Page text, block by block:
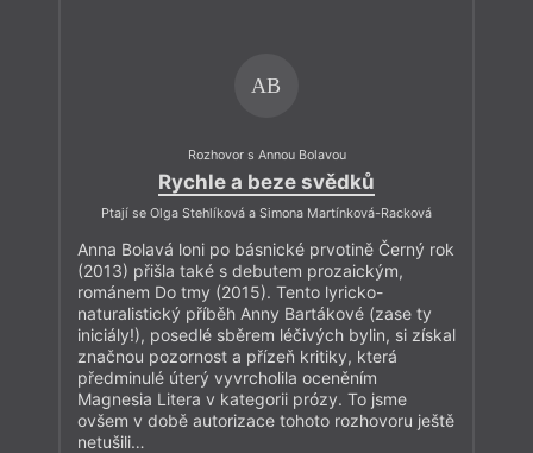
AB
Rozhovor s Annou Bolavou
Rychle a beze svědků
Ptají se Olga Stehlíková a Simona Martínková-Racková
Anna Bolavá loni po básnické prvotině Černý rok
(2013) přišla také s debutem prozaickým,
románem Do tmy (2015). Tento lyricko-
naturalistický příběh Anny Bartákové (zase ty
iniciály!), posedlé sběrem léčivých bylin, si získal
značnou pozornost a přízeň kritiky, která
předminulé úterý vyvrcholila oceněním
Magnesia Litera v kategorii prózy. To jsme
ovšem v době autorizace tohoto rozhovoru ještě
netušili…